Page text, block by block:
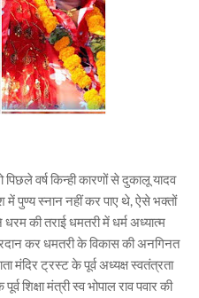
वर्ष किन्ही कारणों से दुकालू यादव
में पुण्य स्नान नहीं कर पाए थे, ऐसे भक्तों
की तराई धमतरी में धर्म अध्यात्म
कर धमतरी के विकास की अनगिनत
मंदिर ट्रस्ट के पूर्व अध्यक्ष स्वतंत्रता
शिक्षा मंत्री स्व भोपाल राव पवार की